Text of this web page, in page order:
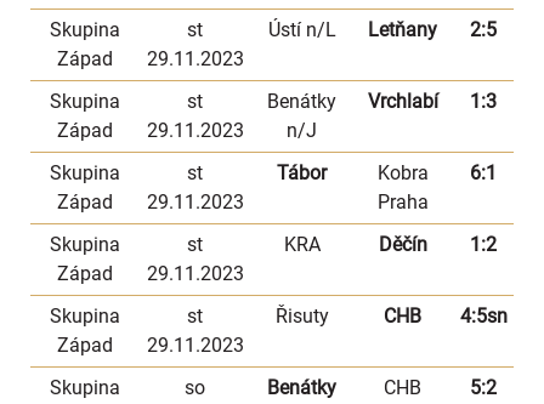
Skupina
Západ
st
29.11.2023
Ústí n/L Letňany 2:5
Skupina
Západ
st
29.11.2023
Benátky
n/J
Vrchlabí 1:3
Skupina
Západ
st
29.11.2023
Tábor
Kobra
Praha
6:1
Skupina
Západ
st
29.11.2023
KRA Děčín 1:2
Skupina
Západ
st
29.11.2023
Řisuty CHB 4:5sn
Skupina
so
Benátky
CHB 5:2